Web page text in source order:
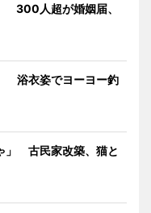
300人超が婚姻届、
浴衣姿でヨーヨー釣
」 古民家改築、猫と